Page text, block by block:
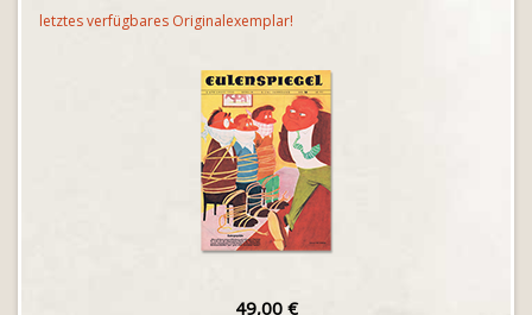
letztes verfügbares Originalexemplar!
49,00 €